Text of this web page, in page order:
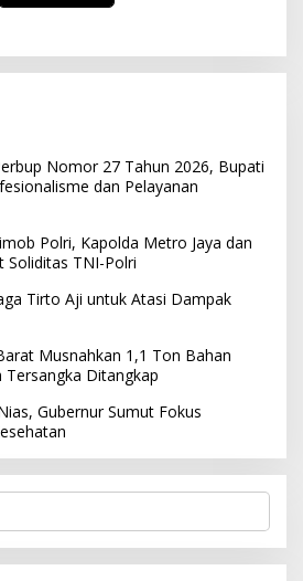
Nomor 27 Tahun 2026, Bupati
dan Pelayanan
Polri, Kapolda Metro Jaya dan
Soliditas TNI-Polri
Tirto Aji untuk Atasi Dampak
Musnahkan 1,1 Ton Bahan
Ditangkap
Gubernur Sumut Fokus